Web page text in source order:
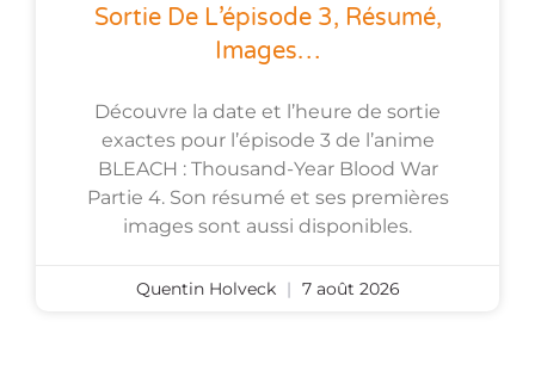
Sortie De L’épisode 3, Résumé,
Images…
Découvre la date et l’heure de sortie
exactes pour l’épisode 3 de l’anime
BLEACH : Thousand-Year Blood War
Partie 4. Son résumé et ses premières
images sont aussi disponibles.
Quentin Holveck 7 août 2026